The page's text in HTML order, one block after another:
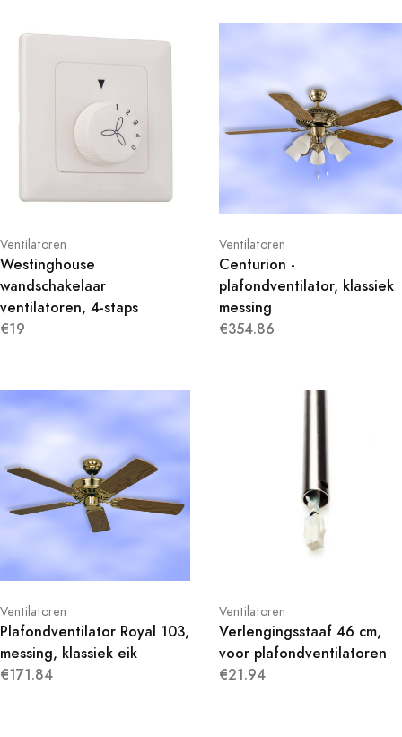
Ventilatoren
Westinghouse
wandschakelaar
ventilatoren, 4-staps
€19
Ventilatoren
Centurion -
plafondventilator, klassiek
messing
€354.86
Ventilatoren
Plafondventilator Royal 103,
messing, klassiek eik
€171.84
Ventilatoren
Verlengingsstaaf 46 cm,
voor plafondventilatoren
€21.94